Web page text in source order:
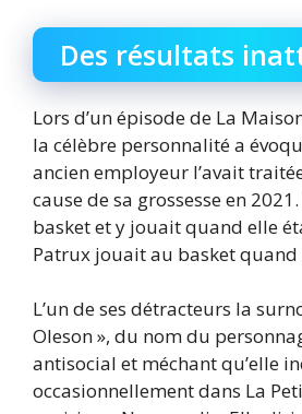
Des résultats
Lors d’un épisode de La
la célèbre personnalité a
ancien employeur l’avait
cause de sa grossesse en
basket et y jouait quand elle
Patrux jouait au basket
L’un de ses détracteurs la
Oleson », du nom du
antisocial et méchant qu’elle
occasionnellement dans La